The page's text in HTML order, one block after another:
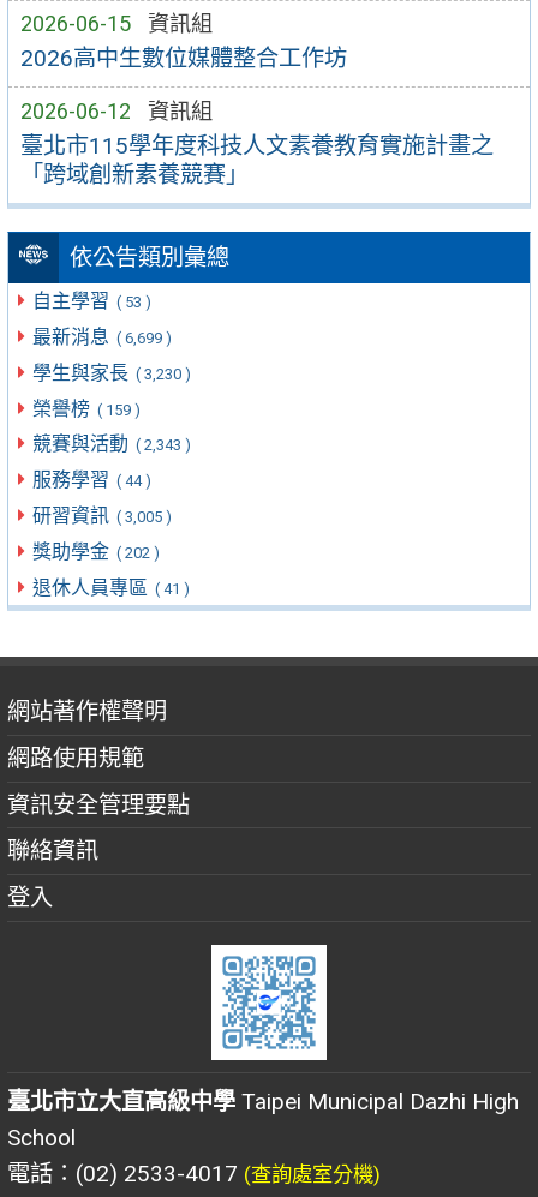
2026-06-15 資訊組
2026高中生數位媒體整合工作坊
2026-06-12 資訊組
臺北市115學年度科技人文素養教育實施計畫之
「跨域創新素養競賽」
依公告類別彙總
自主學習 ( 53 )
最新消息 ( 6,699 )
學生與家長 ( 3,230 )
榮譽榜 ( 159 )
競賽與活動 ( 2,343 )
服務學習 ( 44 )
研習資訊 ( 3,005 )
獎助學金 ( 202 )
退休人員專區 ( 41 )
網站著作權聲明
網路使用規範
資訊安全管理要點
聯絡資訊
登入
臺北市立大直高級中學 Taipei Municipal Dazhi High
School
電話：(02) 2533-4017 (查詢處室分機)